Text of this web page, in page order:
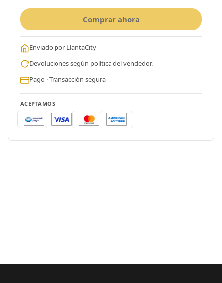
Comprar ahora
Enviado por LlantaCity
Devoluciones según política del vendedor.
Pago · Transacción segura
ACEPTAMOS